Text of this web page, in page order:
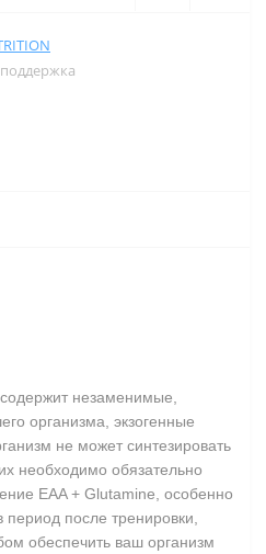
незаменимые,
организма, экзогенные
не может синтезировать
необходимо обязательно
EAA + Glutamine, особенно
после тренировки,
обеспечить ваш организм